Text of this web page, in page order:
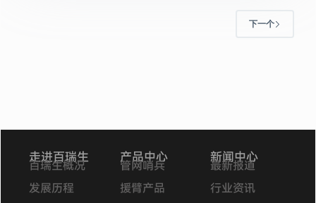
下一个
走进百瑞生
百瑞生概况
发展历程
产品中心
管网哨兵
援臂产品
新闻中心
最新报道
行业资讯